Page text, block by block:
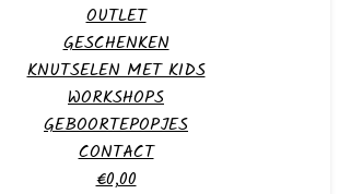
OUTLET
GESCHENKEN
KNUTSELEN MET KIDS
WORKSHOPS
GEBOORTEPOPJES
CONTACT
€0,00